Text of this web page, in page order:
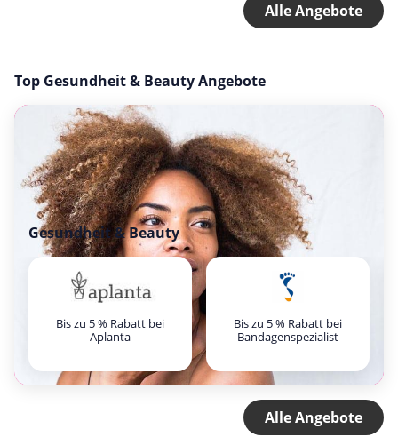
Alle Angebote
Top Gesundheit & Beauty Angebote
Gesundheit & Beauty
Bis zu 5 % Rabatt bei
Aplanta
Bis zu 5 % Rabatt bei
Bandagenspezialist
Alle Angebote